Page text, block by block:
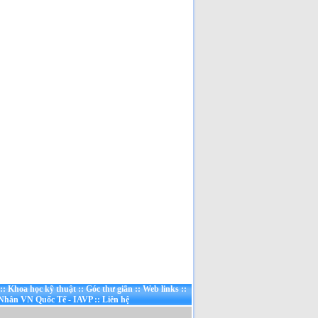
Khoa học kỹ thuật::Góc thư giãn::Web links::
VN Quốc Tế - IAVP::Liên hệ